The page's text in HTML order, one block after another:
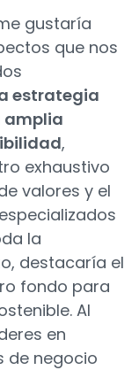
gustaría
que nos
estrategia
amplia
,
exhaustivo
valores y el
la
destacaría el
fondo para
Al
en
de negocio